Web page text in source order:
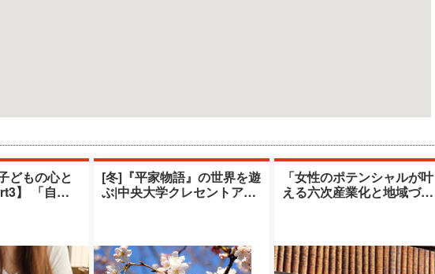
どもの心と
自閉
[冬]『平家物語』の世界を遊
ぶ|中央大学クレセントアカ
「女性のポテンシャルが叶
える六次産業化と地域づく